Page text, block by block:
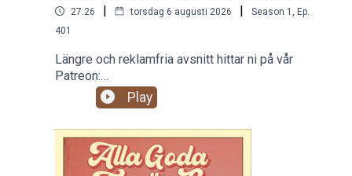
27:26 | torsdag 6 augusti 2026 | Season 1 , Ep.
401
Längre och reklamfria avsnitt hittar ni på vår
Patreon:
https://www.patreon.com/c/randommakingmovie
Play